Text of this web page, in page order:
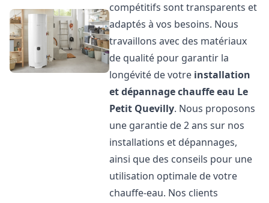
compétitifs sont transparents et
adaptés à vos besoins. Nous
travaillons avec des matériaux
de qualité pour garantir la
longévité de votre installation
et dépannage chauffe eau Le
Petit Quevilly. Nous proposons
une garantie de 2 ans sur nos
installations et dépannages,
ainsi que des conseils pour une
utilisation optimale de votre
chauffe-eau. Nos clients